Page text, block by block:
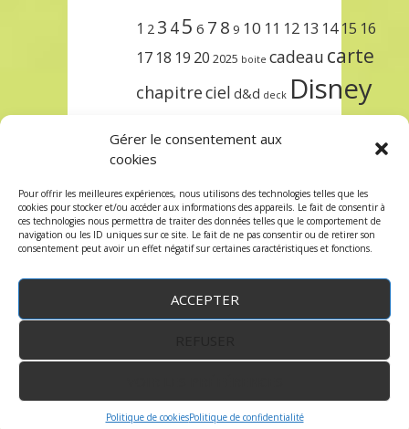
Gérer le consentement aux
cookies
Pour offrir les meilleures expériences, nous utilisons des technologies telles que les
cookies pour stocker et/ou accéder aux informations des appareils. Le fait de consentir à
ces technologies nous permettra de traiter des données telles que le comportement de
navigation ou les ID uniques sur ce site. Le fait de ne pas consentir ou de retirer son
consentement peut avoir un effet négatif sur certaines caractéristiques et fonctions.
ACCEPTER
Politique de cookiesPolitique de confidentialité
1 2 3 45 6 7 8 9 10 11 12 13 14 15 16
17 18 19 20 2025 boite cadeau carte
chapitreciel d&d deck Disney
lorcana
protègeprécommandesetsleeve
terre trois unlockursula étincelant
Copyright © 2023 robindesjeux.com -Mentions